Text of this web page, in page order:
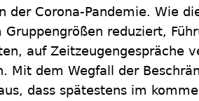
der Corona-Pandemie. Wie
reduziert,
auf Zeitzeugengespräche
Mit dem Wegfall der
dass spätestens im